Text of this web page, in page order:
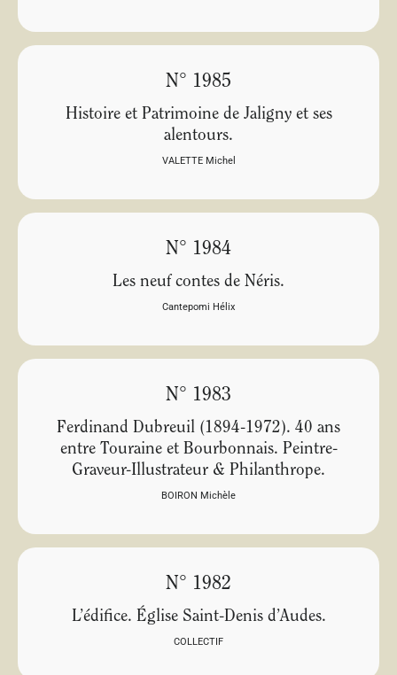
N° 1985
Histoire et Patrimoine de Jaligny et ses
alentours.
VALETTE Michel
N° 1984
Les neuf contes de Néris.
Cantepomi Hélix
N° 1983
Ferdinand Dubreuil (1894-1972). 40 ans
entre Touraine et Bourbonnais. Peintre-
Graveur-Illustrateur & Philanthrope.
BOIRON Michèle
N° 1982
L’édifice. Église Saint-Denis d’Audes.
COLLECTIF